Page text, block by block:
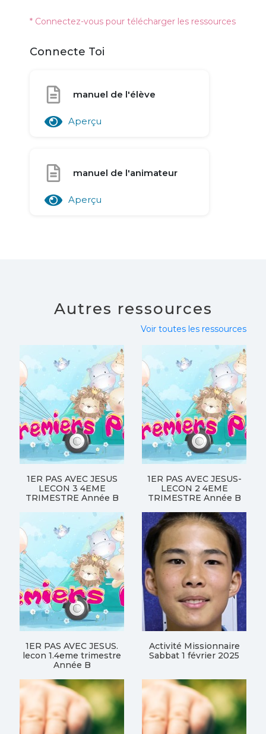
* Connectez-vous pour télécharger les ressources
Connecte Toi
manuel de l'élève
Aperçu
manuel de l'animateur
Aperçu
Autres ressources
Voir toutes les ressources
1ER PAS AVEC JESUS
LECON 3 4EME
TRIMESTRE Année B
1ER PAS AVEC JESUS-
LECON 2 4EME
TRIMESTRE Année B
1ER PAS AVEC JESUS.
lecon 1.4eme trimestre
Année B
Activité Missionnaire
Sabbat 1 février 2025